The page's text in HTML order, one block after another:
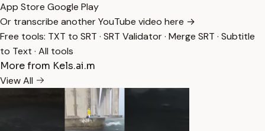
App Store Google Play
Or transcribe another YouTube video here →
Free tools: TXT to SRT · SRT Validator· Merge SRT · Subtitle
to Text · All tools
More from Kels.ai.m
View All